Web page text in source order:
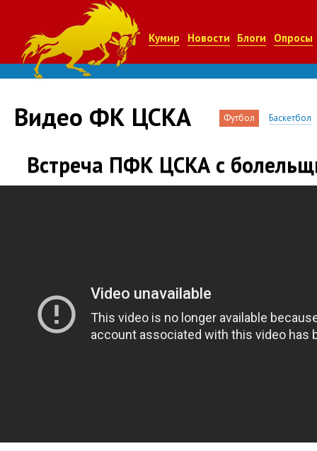
Кумир Новости Блоги Опросы
Видео ФК ЦСКА Футбол Баскетбол
Встреча ПФК ЦСКА с